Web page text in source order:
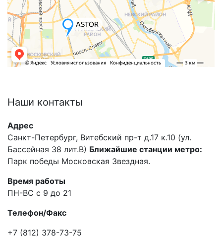
Наши контакты
Адрес
Санкт-Петербург, Витебский пр-т д.17 к.10 (ул.
Бассейная 38 лит.В) Ближайшие станции метро:
Парк победы Московская Звездная.
Время работы
ПН-ВС с 9 до 21
Телефон/Факс
+7 (812) 378-73-75